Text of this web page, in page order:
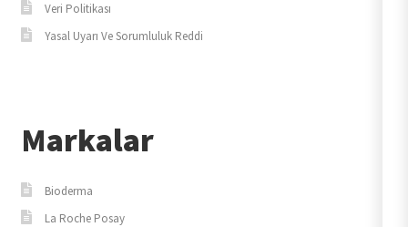
Veri Politikası
Yasal Uyarı Ve Sorumluluk Reddi
Markalar
Bioderma
La Roche Posay